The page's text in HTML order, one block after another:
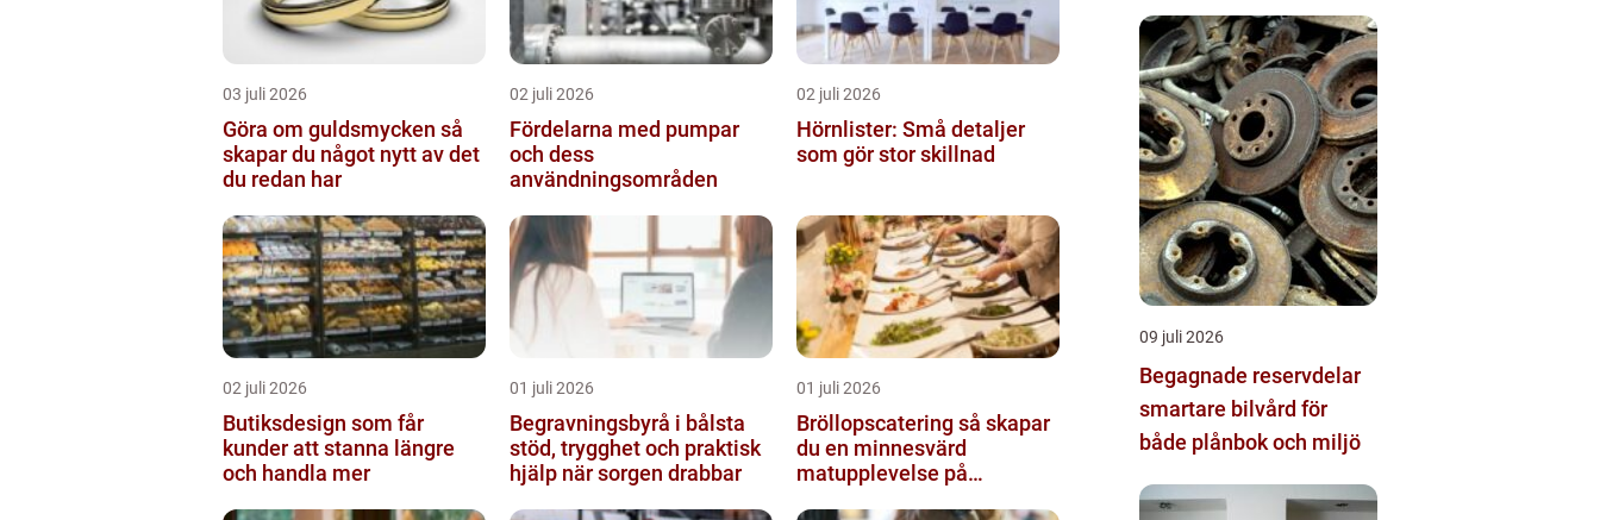
03 juli 2026
Göra om guldsmycken så
skapar du något nytt av det
du redan har
02 juli 2026
Fördelarna med pumpar
och dess
användningsområden
02 juli 2026
Hörnlister: Små detaljer
som gör stor skillnad
02 juli 2026
Butiksdesign som får
kunder att stanna längre
och handla mer
01 juli 2026
Begravningsbyrå i bålsta
stöd, trygghet och praktisk
hjälp när sorgen drabbar
01 juli 2026
Bröllopscatering så skapar
du en minnesvärd
matupplevelse på
09 juli 2026
Begagnade reservdelar
smartare bilvård för
både plånbok och miljö